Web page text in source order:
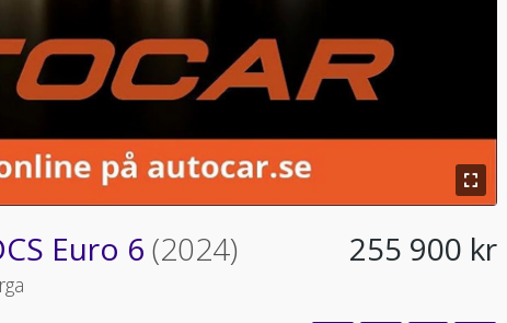
Euro 6 (2024) 255 900 kr